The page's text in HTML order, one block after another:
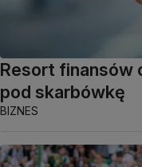
Resort finansów
pod skarbówkę
BIZNES